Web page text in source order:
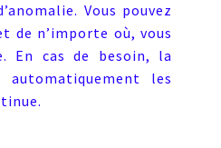
Vous pouvez
de n’importe où, vous
En cas de besoin, la
les